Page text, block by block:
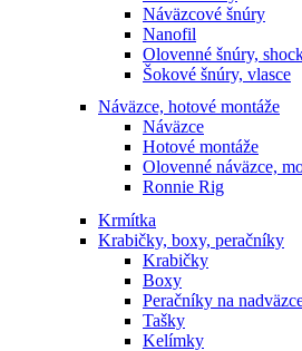
Náväzcové šnúry
Nanofil
Olovenné šnúry,
Šokové šnúry, vlasce
Náväzce, hotové montáže
Náväzce
Hotové montáže
Olovenné náväzce,
Ronnie Rig
Krmítka
Krabičky, boxy, peračníky
Krabičky
Boxy
Peračníky na
Tašky
Kelímky